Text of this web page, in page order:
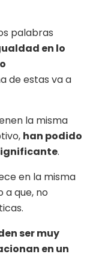
palabras
en lo
de estas va a
la misma
han podido
.
en la misma
a que, no
ser muy
en un